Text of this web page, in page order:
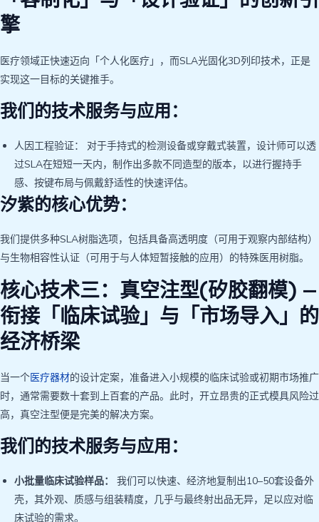
擎
医疗领域正快速迈向「个人化医疗」，而SLA光固化3D列印技术，正是
实现这一目标的关键推手。
我们的技术服务与应用：
人因工程验证： 对于手持式的检测设备或穿戴式装置，设计师可以透
过SLA在短短一天内，制作出多款不同造型的版本，以进行握持手
感、按键布局与佩戴舒适性的快速评估。
汐紫的核心优势：
我们提供多种SLA树脂选项，包括具备高透明度（可用于观察内部结构）
与生物相容性认证（可用于与人体短暂接触的应用）的特殊医用树脂。
核心技术三：真空注型(矽胶翻模) —
衔接「临床试验」与「市场导入」的
经济桥梁
当一个医疗器材的设计定案，准备进入小规模的临床试验或初期市场推广
时，通常需要数十套到上百套的产品。此时，开立昂贵的正式模具风险过
高，真空注型便是完美的解决方案。
我们的技术服务与应用：
小批量临床试验样品：
我们可以快速、经济地复制出10–50套设备外
壳，其外观、质感与组装精度，几乎与最终射出品无异，足以应对临
床试验的需求。